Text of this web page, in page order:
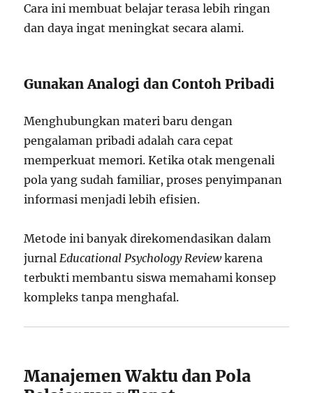
Cara ini membuat belajar terasa lebih ringan
dan daya ingat meningkat secara alami.
Gunakan Analogi dan Contoh Pribadi
Menghubungkan materi baru dengan
pengalaman pribadi adalah cara cepat
memperkuat memori. Ketika otak mengenali
pola yang sudah familiar, proses penyimpanan
informasi menjadi lebih efisien.
Metode ini banyak direkomendasikan dalam
jurnalEducational Psychology Reviewkarena
terbukti membantu siswa memahami konsep
kompleks tanpa menghafal.
Manajemen Waktu dan Pola